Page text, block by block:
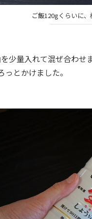
ご飯120gくらいに、
少量入れて混ぜ合わせ
とかけました。